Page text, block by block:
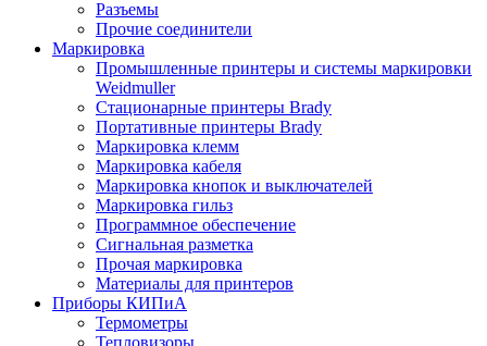
Разъемы
Прочие соединители
Маркировка
Промышленные принтеры и системы маркировки
Weidmuller
Стационарные принтеры Brady
Портативные принтеры Brady
Маркировка клемм
Маркировка кабеля
Маркировка кнопок и выключателей
Маркировка гильз
Программное обеспечение
Сигнальная разметка
Прочая маркировка
Материалы для принтеров
Приборы КИПиА
Термометры
Тепловизоры